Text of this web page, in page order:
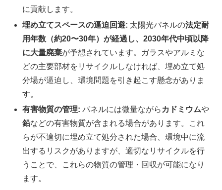
に貢献します。
埋め立てスペースの逼迫回避: 太陽光パネルの法定耐
用年数（約20〜30年）が経過し、2030年代中頃以降
に大量廃棄が予想されています。ガラスやアルミな
どの主要部材をリサイクルしなければ、埋め立て処
分場が逼迫し、環境問題を引き起こす懸念がありま
す。
有害物質の管理: パネルには微量ながら カドミウムや
鉛などの有害物質が含まれる場合があります。これ
らが不適切に埋め立て処分された場合、環境中に流
出するリスクがありますが、適切なリサイクルを行
うことで、これらの物質の管理・回収が可能になり
ます。